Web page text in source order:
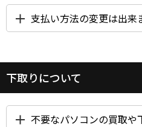
支払い方法の変更は出来
下取りについて
不要なパソコンの買取や